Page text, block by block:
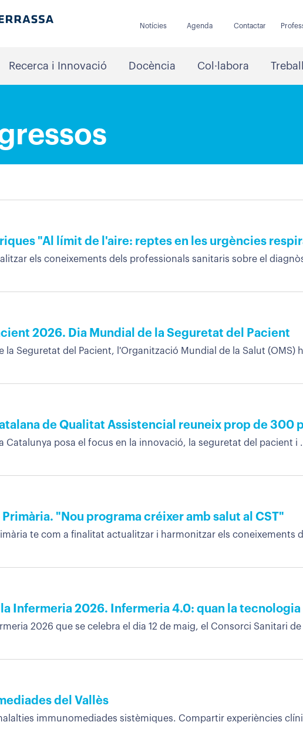
Notícies Agenda Contactar
Recerca i Innovació Docència Col·labora
"Al límit de l'aire: reptes en les urgències
els coneixements dels professionals sanitaris sobre el
2026. Dia Mundial de la Seguretat del Pacient
la Seguretat del Pacient, l'Organització Mundial de la Salut (OMS)
de Qualitat Assistencial reuneix prop de 300
Catalunya posa el focus en la innovació, la seguretat del pacient i
"Nou programa créixer amb salut al CST"
te com a finalitat actualitzar i harmonitzar els coneixements
Infermeria 2026. Infermeria 4.0: quan la
2026 que se celebra el dia 12 de maig, el Consorci Sanitari de
del Vallès
immunomediades sistèmiques. Compartir experiències